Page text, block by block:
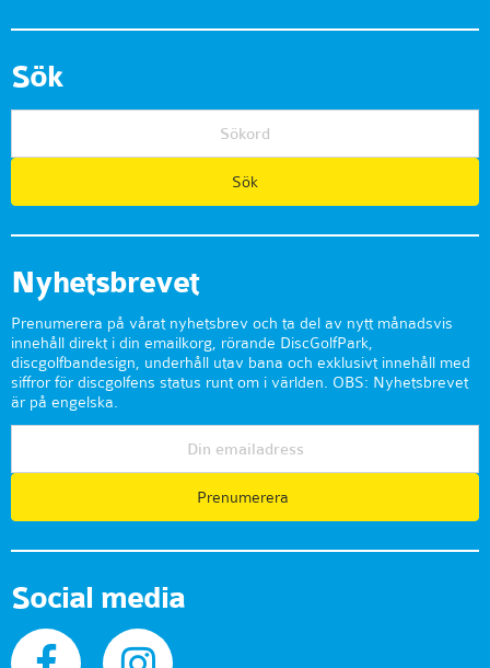
Sök
Nyhetsbrevet
Prenumerera på vårat nyhetsbrev och ta del av nytt månadsvis
innehåll direkt i din emailkorg, rörande DiscGolfPark,
discgolfbandesign, underhåll utav bana och exklusivt innehåll med
siffror för discgolfens status runt om i världen. OBS: Nyhetsbrevet
är på engelska.
Prenumerera
Social media